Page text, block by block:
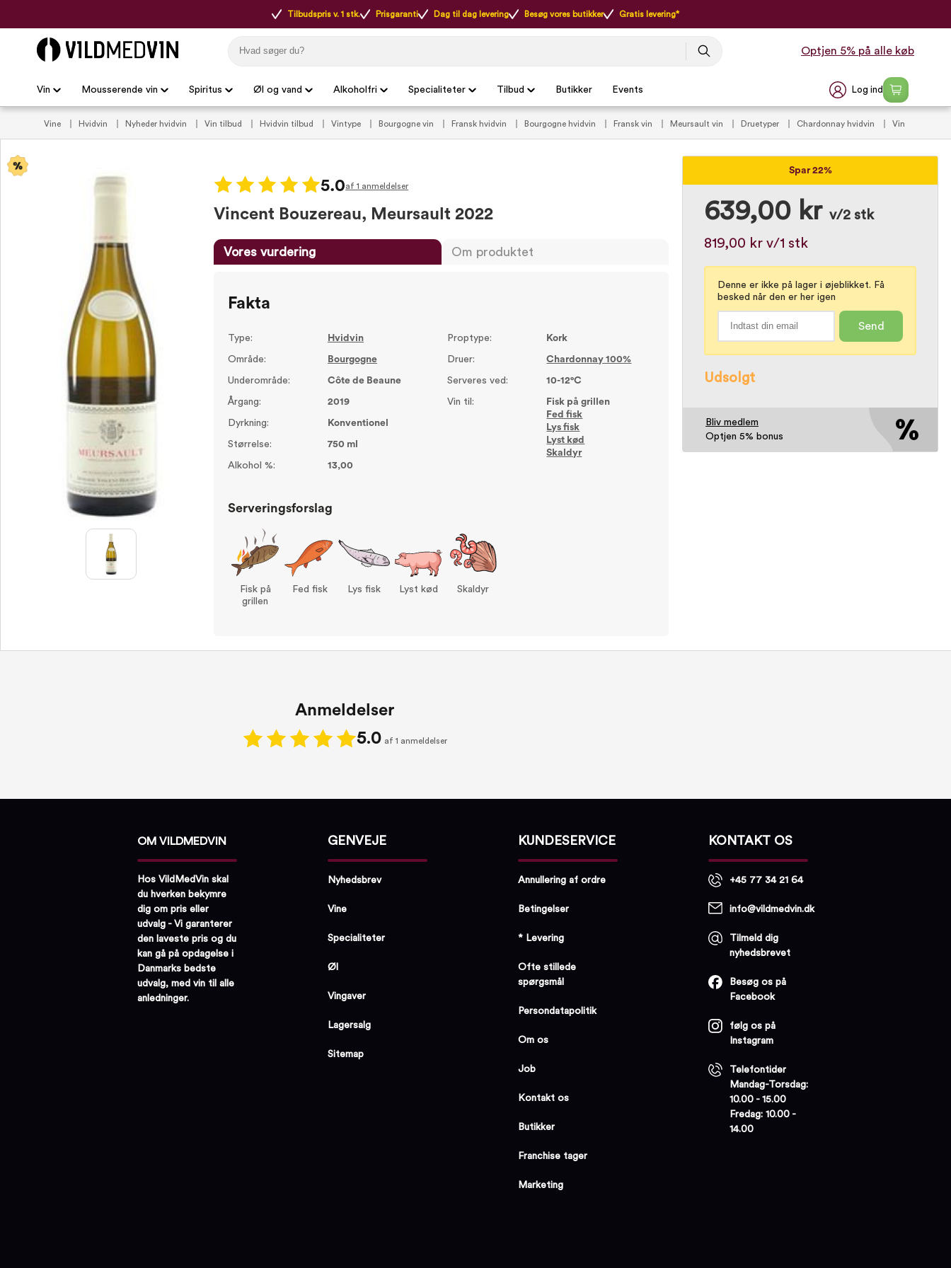
Tilbudspris v. 1 stk. Prisgaranti Dag til dag levering Besøg vores butikker Gratis levering*
Optjen 5% på alle køb
Vin Mousserende vin Spiritus Øl og vand Alkoholfri Specialiteter Tilbud Butikker Events Log ind
Vine Hvidvin Nyheder hvidvin Vin tilbud Hvidvin tilbud Vintype Bourgogne vin Fransk hvidvin Bourgogne hvidvin Fransk vin Meursault vin Druetyper Chardonnay hvidvin
Vin
Spar 22%
639,00 kr v/2 stk
819,00 kr v/1 stk
Denne er ikke på lager i øjeblikket. Få
besked når den er her igen
Send
Udsolgt
Bliv medlem
Optjen 5% bonus
5.0af 1 anmeldelser
Vincent Bouzereau, Meursault 2022
Vores vurdering Om produktet
Fakta
Type: Hvidvin
Område: Bourgogne
Underområde: Côte de Beaune
Årgang: 2019
Dyrkning: Konventionel
Størrelse: 750 ml
Alkohol %: 13,00
Proptype: Kork
Druer: Chardonnay 100%
Serveres ved: 10-12°C
Vin til:
Fisk på grillen
Fed fisk
Lys fisk
Lyst kød
Skaldyr
Serveringsforslag
Fisk på
grillen
Fed fisk Lys fisk Lyst kød Skaldyr
Anmeldelser
5.0 af 1 anmeldelser
OM VILDMEDVIN
Hos VildMedVin skal
du hverken bekymre
dig om pris eller
udvalg - Vi garanterer
den laveste pris og du
kan gå på opdagelse i
Danmarks bedste
udvalg, med vin til alle
anledninger.
GENVEJE
Nyhedsbrev
Vine
Specialiteter
Øl
Vingaver
Lagersalg
Sitemap
KUNDESERVICE
Annullering af ordre
Betingelser
* Levering
Ofte stillede
spørgsmål
Persondatapolitik
Om os
Job
Kontakt os
Butikker
Franchise tager
Marketing
KONTAKT OS
+45 77 34 21 64
info@vildmedvin.dk
Tilmeld dig
nyhedsbrevet
Besøg os på
Facebook
følg os på
Instagram
Telefontider
Mandag-Torsdag:
10.00 - 15.00
Fredag: 10.00 -
14.00